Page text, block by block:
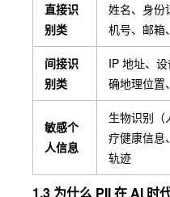
直接识
别类
姓名、身份
机号、邮箱
间接识
别类
IP 地址、
确地理位置
敏感个
人信息
生物识别（
疗健康信息
轨迹
1.3 为什么 PII 在 AI 时